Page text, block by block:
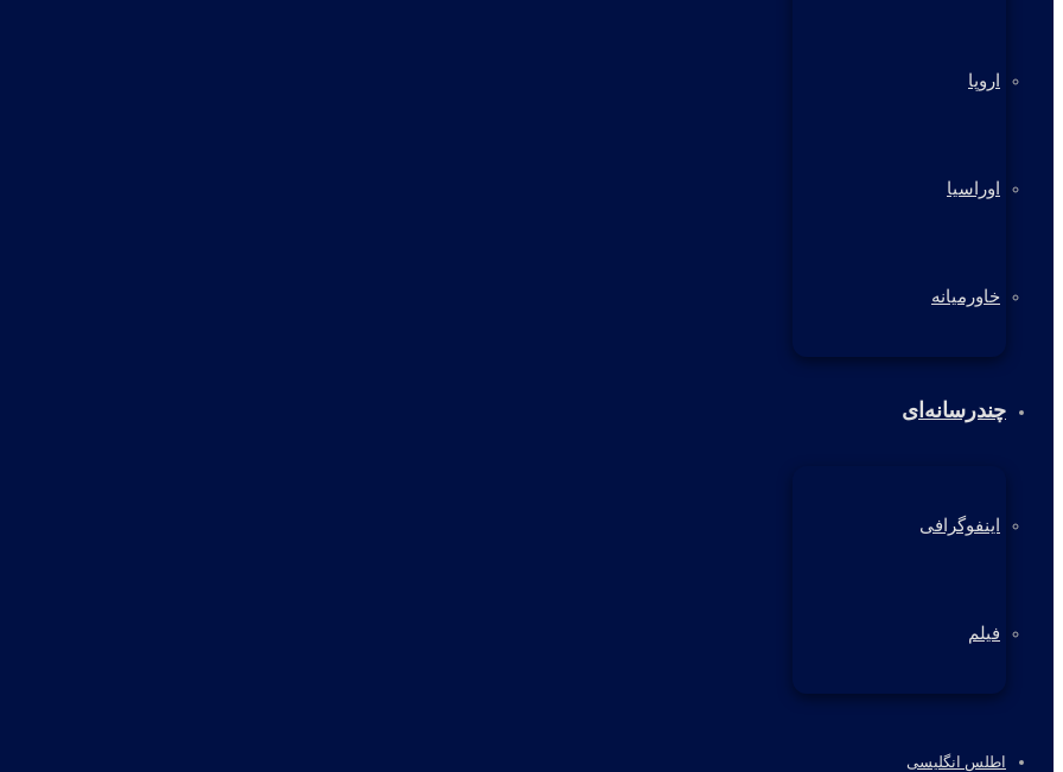
اروپا
اوراسیا
خاورمیانه
چندرسانه‌ای
اینفوگرافی
فیلم
اطلس انگلیسی